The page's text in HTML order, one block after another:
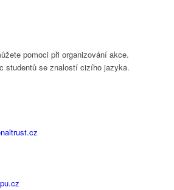
pomoci při organizování akce.
studentů se znalostí cizího jazyka.